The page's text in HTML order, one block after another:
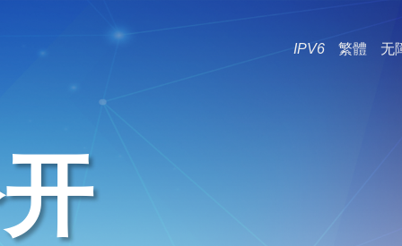
IPV6 繁體 无